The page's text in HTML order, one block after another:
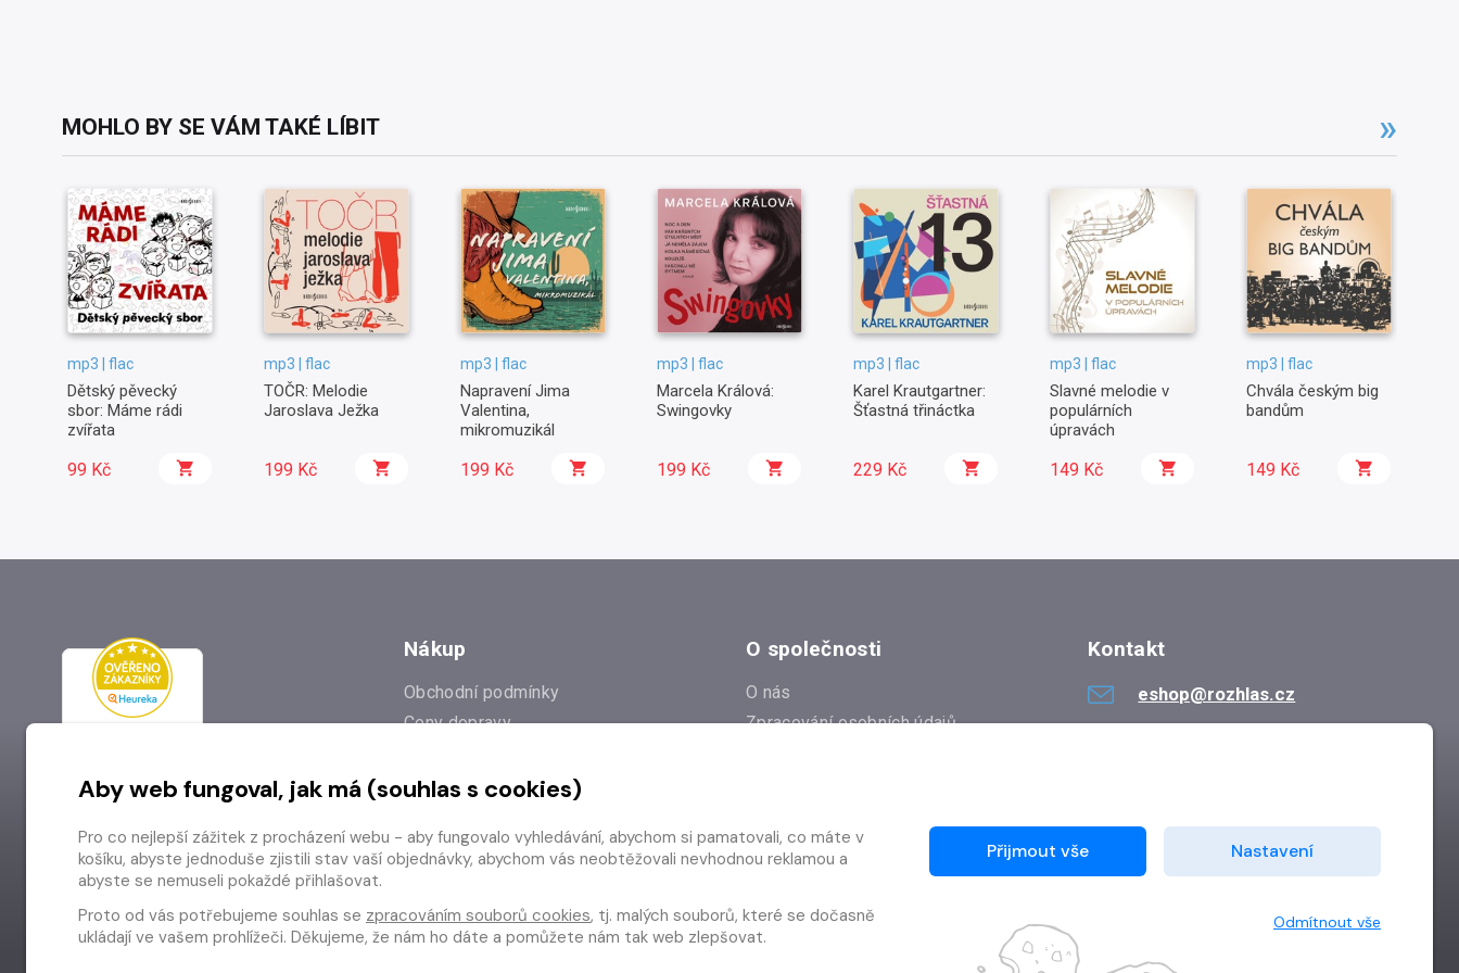
MOHLO BY SE VÁM TAKÉ LÍBIT
mp3 | flac
Dětský pěvecký
sbor: Máme rádi
zvířata
99 Kč
mp3 | flac
TOČR: Melodie
Jaroslava Ježka
199 Kč
mp3 | flac
Napravení Jima
Valentina,
mikromuzikál
199 Kč
mp3 | flac
Marcela Králová:
Swingovky
199 Kč
mp3 | flac
Karel Krautgartner:
Šťastná třináctka
229 Kč
mp3 | flac
Slavné melodie v
populárních
úpravách
149 Kč
mp3 | flac
Chvála českým big
bandům
149 Kč
Nákup
Obchodní podmínky
Ceny dopravy
Prodejna
Odstoupení od smlouvy
O společnosti
O nás
Zpracování osobních údajů
Kontakt
eshop@rozhlas.cz
Aby web fungoval, jak má (souhlas s cookies)
Pro co nejlepší zážitek z procházení webu - aby fungovalo vyhledávání, abychom si pamatovali, co máte v
košíku, abyste jednoduše zjistili stav vaší objednávky, abychom vás neobtěžovali nevhodnou reklamou a
abyste se nemuseli pokaždé přihlašovat.
Proto od vás potřebujeme souhlas se zpracováním souborů cookies, tj. malých souborů, které se dočasně
ukládají ve vašem prohlížeči. Děkujeme, že nám ho dáte a pomůžete nám tak web zlepšovat.
Přijmout vše Nastavení
Odmítnout vše